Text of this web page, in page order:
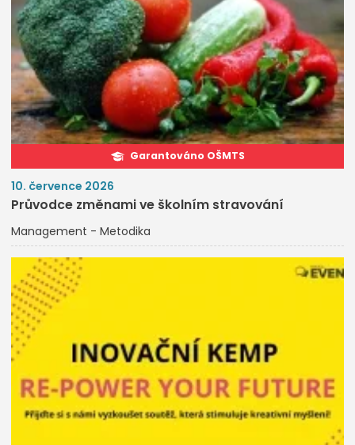
Garantováno OŠMTS
10. července 2026
Průvodce změnami ve školním stravování
Management - Metodika